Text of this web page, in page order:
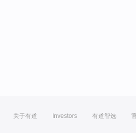
关于有道 Investors 有道智选